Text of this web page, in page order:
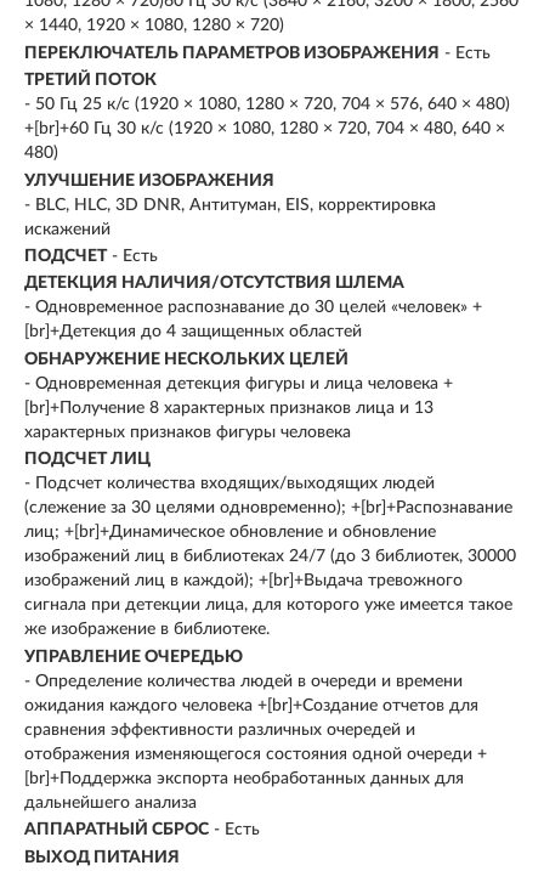
× 1440, 1920 × 1080, 1280 × 720)
ПЕРЕКЛЮЧАТЕЛЬ ПАРАМЕТРОВ ИЗОБРАЖЕНИЯ - Есть
ТРЕТИЙ ПОТОК
- 50 Гц 25 к/с (1920 × 1080, 1280 × 720, 704 × 576, 640 × 480)
+[br]+60 Гц 30 к/с (1920 × 1080, 1280 × 720, 704 × 480, 640 ×
480)
УЛУЧШЕНИЕ ИЗОБРАЖЕНИЯ
- BLC, HLC, 3D DNR, Антитуман, EIS, корректировка
искажений
ПОДСЧЕТ - Есть
ДЕТЕКЦИЯ НАЛИЧИЯ/ОТСУТСТВИЯ ШЛЕМА
- Одновременное распознавание до 30 целей «человек» +
[br]+Детекция до 4 защищенных областей
ОБНАРУЖЕНИЕ НЕСКОЛЬКИХ ЦЕЛЕЙ
- Одновременная детекция фигуры и лица человека +
[br]+Получение 8 характерных признаков лица и 13
характерных признаков фигуры человека
ПОДСЧЕТ ЛИЦ
- Подсчет количества входящих/выходящих людей
(слежение за 30 целями одновременно); +[br]+Распознавание
лиц; +[br]+Динамическое обновление и обновление
изображений лиц в библиотеках 24/7 (до 3 библиотек, 30000
изображений лиц в каждой); +[br]+Выдача тревожного
сигнала при детекции лица, для которого уже имеется такое
же изображение в библиотеке.
УПРАВЛЕНИЕ ОЧЕРЕДЬЮ
- Определение количества людей в очереди и времени
ожидания каждого человека +[br]+Создание отчетов для
сравнения эффективности различных очередей и
отображения изменяющегося состояния одной очереди +
[br]+Поддержка экспорта необработанных данных для
дальнейшего анализа
АППАРАТНЫЙ СБРОС - Есть
ВЫХОД ПИТАНИЯ